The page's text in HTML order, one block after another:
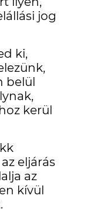
jog
ki,
belül
kerül
eljárás
az
kívül